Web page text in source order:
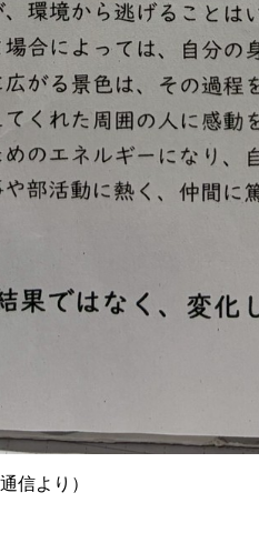
信より）